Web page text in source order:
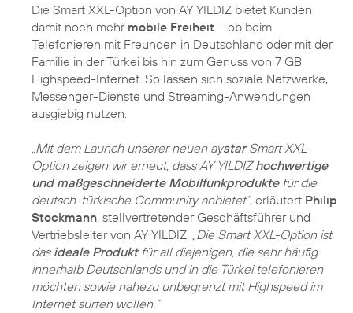
Die Smart XXL-Option von AY YILDIZ bietet Kunden
damit noch mehr mobile Freiheit – ob beim
Telefonieren mit Freunden in Deutschland oder mit der
Familie in der Türkei bis hin zum Genuss von 7 GB
Highspeed-Internet. So lassen sich soziale Netzwerke,
Messenger-Dienste und Streaming-Anwendungen
ausgiebig nutzen.
„Mit dem Launch unserer neuen aystarSmart XXL-
Option zeigen wir erneut, dass AY YILDIZhochwertige
und maßgeschneiderte Mobilfunkproduktefür die
deutsch-türkische Community anbietet“, erläutert Philip
Stockmann, stellvertretender Geschäftsführer und
Vertriebsleiter von AY YILDIZ. „Die Smart XXL-Option ist
das ideale Produktfür all diejenigen, die sehr häufig
innerhalb Deutschlands und in die Türkei telefonieren
möchten sowie nahezu unbegrenzt mit Highspeed im
Internet surfen wollen.“